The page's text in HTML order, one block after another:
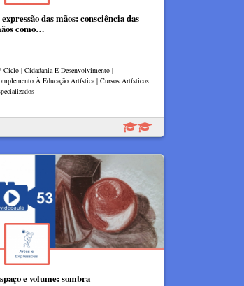
das mãos: consciência das
como…
Ciclo | Cidadania E Desenvolvimento |
À Educação Artística | Cursos Artísticos
e volume: sombra